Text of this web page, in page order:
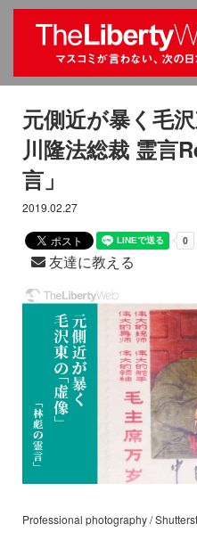
元側近が暴く毛
川隆法総裁 霊言
言」
2019.02.27
友達に教える
Professional photography /